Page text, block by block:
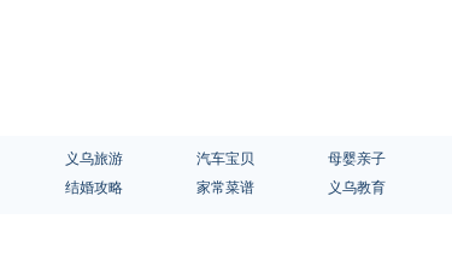
义乌旅游 汽车宝贝 母婴亲子
结婚攻略 家常菜谱 义乌教育